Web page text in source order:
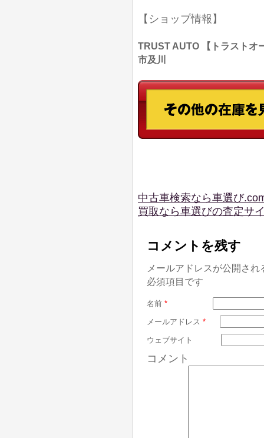
【ショップ情報】
TRUST AUTO 【トラスト
市及川
中古車検索なら車選び
買取なら車選びの査定サ
コメントを残す
メールアドレスが公開さ
必須項目です
名前 *
メールアドレス *
ウェブサイト
コメント